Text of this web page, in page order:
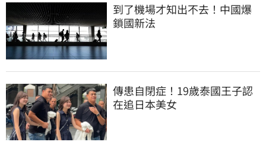
到了機場才知出不去！中國爆
鎖國新法
傳患自閉症！19歲泰國王子認
在追日本美女